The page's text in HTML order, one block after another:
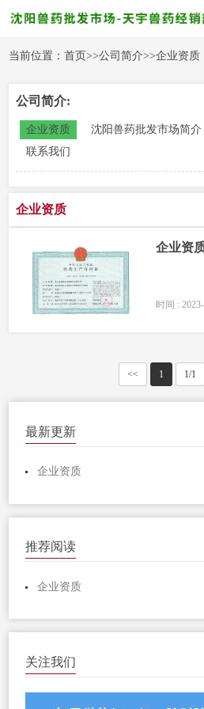
当前位置：首页>>公司简介>>企业资质
公司简介:
企业资质 沈阳兽药批发市场简介
联系我们
企业资质
企业资
时间 :
<< 1 1/1
最新更新
企业资质
推荐阅读
企业资质
关注我们